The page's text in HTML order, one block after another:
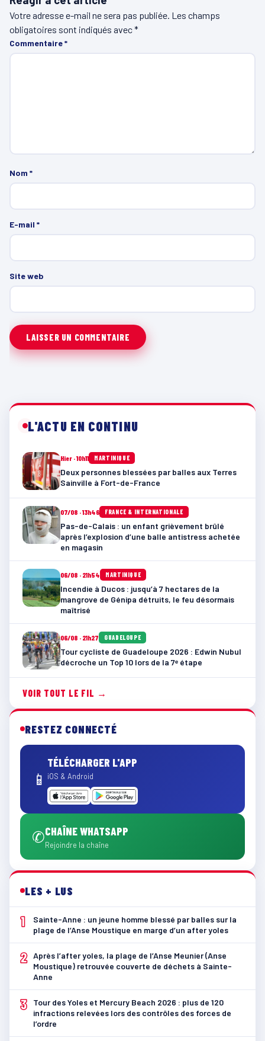
Votre adresse e-mail ne sera pas publiée. Les champs
obligatoires sont indiqués avec*
Commentaire*
Nom *
E-mail *
Site web
L'ACTU EN CONTINU
Hier · 10h11 MARTINIQUE
Deux personnes blessées par balles aux Terres
Sainville à Fort-de-France
07/08 · 13h46 FRANCE & INTERNATIONALE
Pas-de-Calais : un enfant grièvement brûlé
après l’explosion d’une balle antistress achetée
en magasin
06/08 · 21h54 MARTINIQUE
Incendie à Ducos : jusqu’à 7 hectares de la
mangrove de Génipa détruits, le feu désormais
maîtrisé
06/08 · 21h27 GUADELOUPE
Tour cycliste de Guadeloupe 2026 : Edwin Nubul
décroche un Top 10 lors de la 7ᵉ étape
VOIR TOUT LE FIL →
RESTEZ CONNECTÉ
📱
TÉLÉCHARGER L'APP
iOS & Android
✆CHAÎNE WHATSAPP
Rejoindre la chaîne
LES + LUS
1
Sainte-Anne : un jeune homme blessé par balles sur la
plage de l’Anse Moustique en marge d’un after yoles
2 Après l’after yoles, la plage de l’Anse Meunier (Anse
Moustique) retrouvée couverte de déchets à Sainte-
Anne
3
Tour des Yoles et Mercury Beach 2026 : plus de 120
infractions relevées lors des contrôles des forces de
l’ordre